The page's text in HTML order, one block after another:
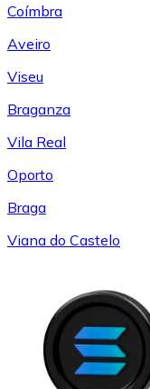
Coímbra
Aveiro
Viseu
Braganza
Vila Real
Oporto
Braga
Viana do Castelo